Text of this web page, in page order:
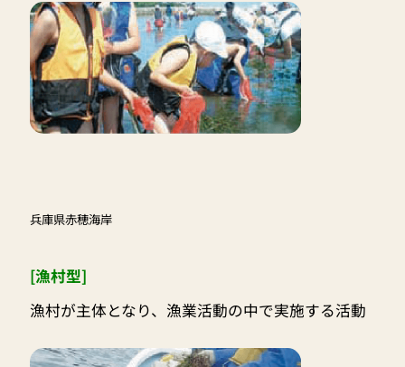
兵庫県赤穂海岸
[漁村型]
漁村が主体となり、漁業活動の中で実施する活動